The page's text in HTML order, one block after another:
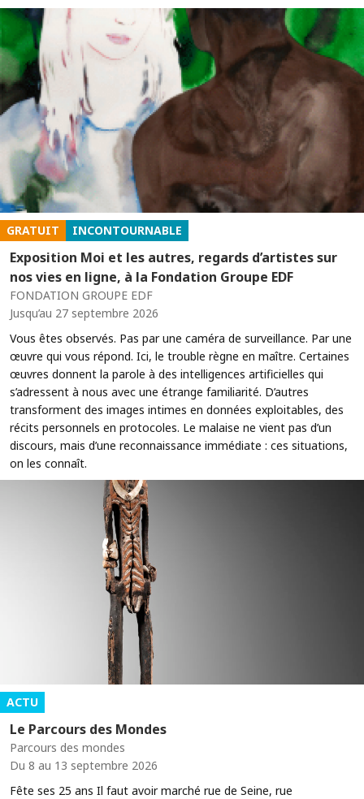
GRATUIT INCONTOURNABLE
Exposition Moi et les autres, regards d’artistes sur
nos vies en ligne, à la Fondation Groupe EDF
FONDATION GROUPE EDF
Jusqu’au 27 septembre 2026
Vous êtes observés. Pas par une caméra de surveillance. Par une
œuvre qui vous répond. Ici, le trouble règne en maître. Certaines
œuvres donnent la parole à des intelligences artificielles qui
s’adressent à nous avec une étrange familiarité. D’autres
transforment des images intimes en données exploitables, des
récits personnels en protocoles. Le malaise ne vient pas d’un
discours, mais d’une reconnaissance immédiate : ces situations,
on les connaît.
ACTU
Le Parcours des Mondes
Parcours des mondes
Du 8 au 13 septembre 2026
Fête ses 25 ans Il faut avoir marché rue de Seine, rue